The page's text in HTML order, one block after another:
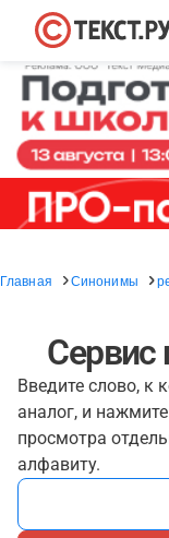
Главная Синонимы
Сервис
Введите слово, к
аналог, и
просмотра
алфавиту.